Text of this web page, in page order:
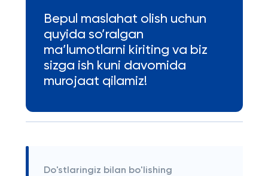
Bepul maslahat olish uchun
quyida so’ralgan
ma’lumotlarni kiriting va biz
sizga ish kuni davomida
murojaat qilamiz!
Do'stlaringiz bilan bo'lishing